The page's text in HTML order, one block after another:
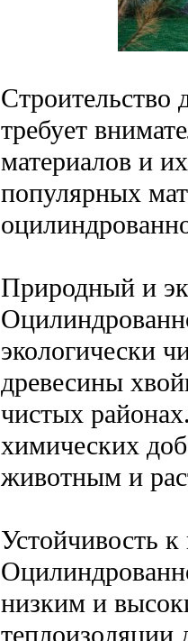
Строительство
требует
материалов и
популярных
Природный и
экологически
древесины
чистых
химических
животным и
Устойчивость
низким и
теплоизоляции